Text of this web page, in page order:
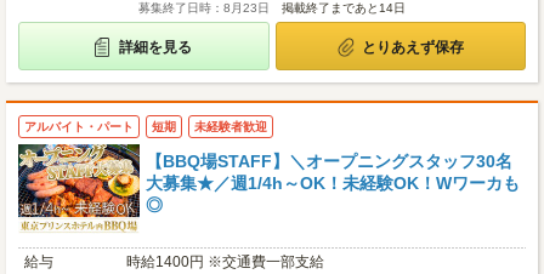
募集終了日時：8月23日 掲載終了まであと14日
詳細を見る とりあえず保存
アルバイト・パート 短期 未経験者歓迎
【BBQ場STAFF】＼オープニングスタッフ30名
大募集★／週1/4h～OK！未経験OK！Wワーカも
◎
給与
時給1400円 ※交通費一部支給